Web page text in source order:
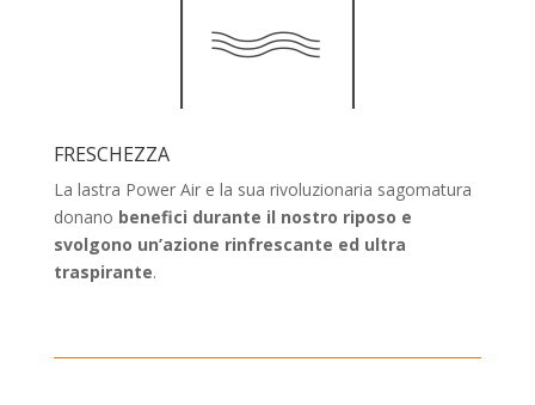
FRESCHEZZA
La lastra Power Air e la sua rivoluzionaria sagomatura
donano benefici durante il nostro riposo e
svolgono un’azione rinfrescante ed ultra
traspirante.